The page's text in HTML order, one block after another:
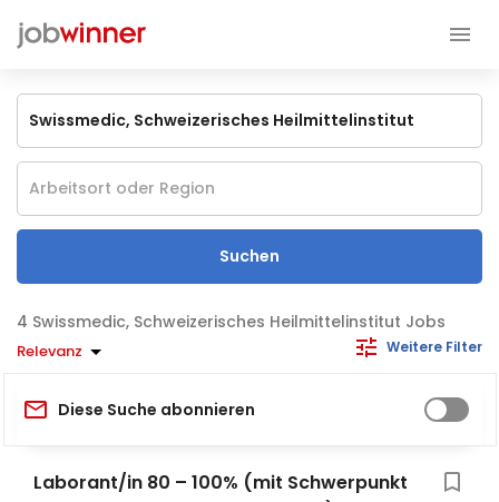
Suchen
Swissmedic, Schweizerisches Heilmittelinstitut Jobs
Relevanz Weitere Filter
Diese Suche abonnieren
Laborant/in 80 – 100% (mit Schwerpunkt